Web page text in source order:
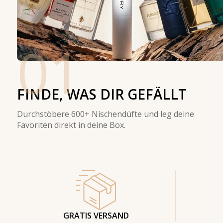
01
FINDE, WAS DIR GEFÄLLT
Durchstöbere 600+ Nischendüfte und leg deine
Favoriten direkt in deine Box.
GRATIS VERSAND